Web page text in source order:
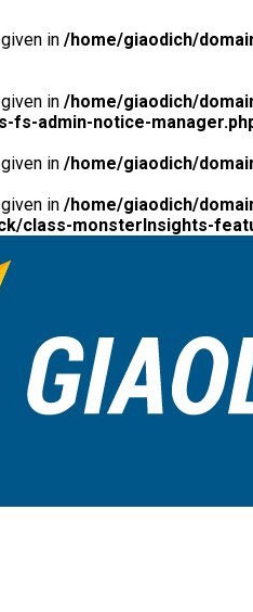
in /home/giaodich/
in /home/giaodich/
fs-admin-notice-
in /home/giaodich/
in /home/giaodich/
class-monsterInsights-